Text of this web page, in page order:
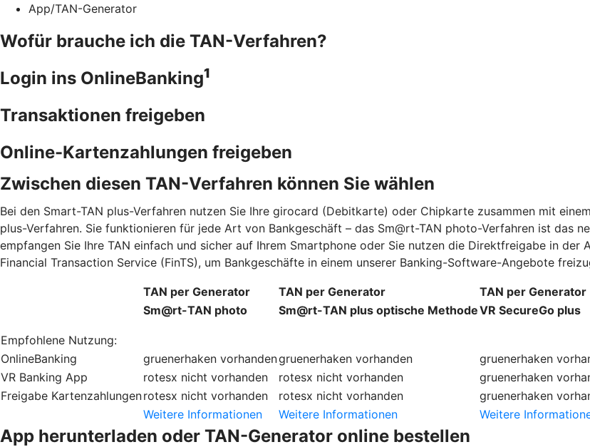
App/TAN-Generator
Wofür brauche ich die TAN-Verfahren?
Login ins OnlineBanking1
Transaktionen freigeben
Online-Kartenzahlungen freigeben
Zwischen diesen TAN-Verfahren können Sie wählen
Bei den Smart-TAN plus-Verfahren nutzen Sie Ihre girocard (Debitkarte) oder Chipkarte zusammen mit
plus-Verfahren. Sie funktionieren für jede Art von Bankgeschäft – das Sm@rt-TAN photo-Verfahren ist das
empfangen Sie Ihre TAN einfach und sicher auf Ihrem Smartphone oder Sie nutzen die Direktfreigabe in der
Financial Transaction Service (FinTS), um Bankgeschäfte in einem unserer Banking-Software-Angebote
TAN per Generator TAN per Generator
TAN per Generator
Sm@rt-TAN photo
Sm@rt-TAN plus optische MethodeVR SecureGo plus
Empfohlene Nutzung:
OnlineBanking
gruenerhaken vorhandengruenerhaken vorhanden gruenerhaken
VR Banking App
rotesx nicht vorhanden rotesx nicht vorhanden gruenerhaken
Freigabe Kartenzahlungenrotesx nicht vorhanden rotesx nicht vorhanden gruenerhaken
Weitere Informationen
Weitere Informationen Weitere
App herunterladen oder TAN-Generator online bestellen